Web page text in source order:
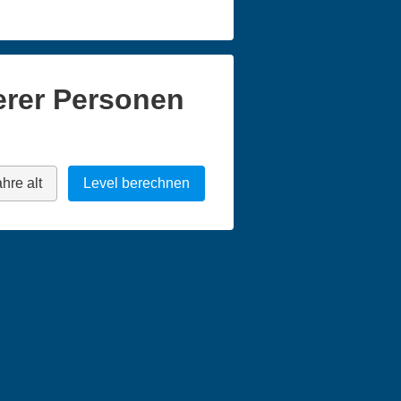
Personen
alt Level berechnen